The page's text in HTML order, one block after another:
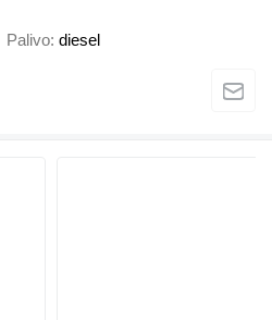
Palivo diesel